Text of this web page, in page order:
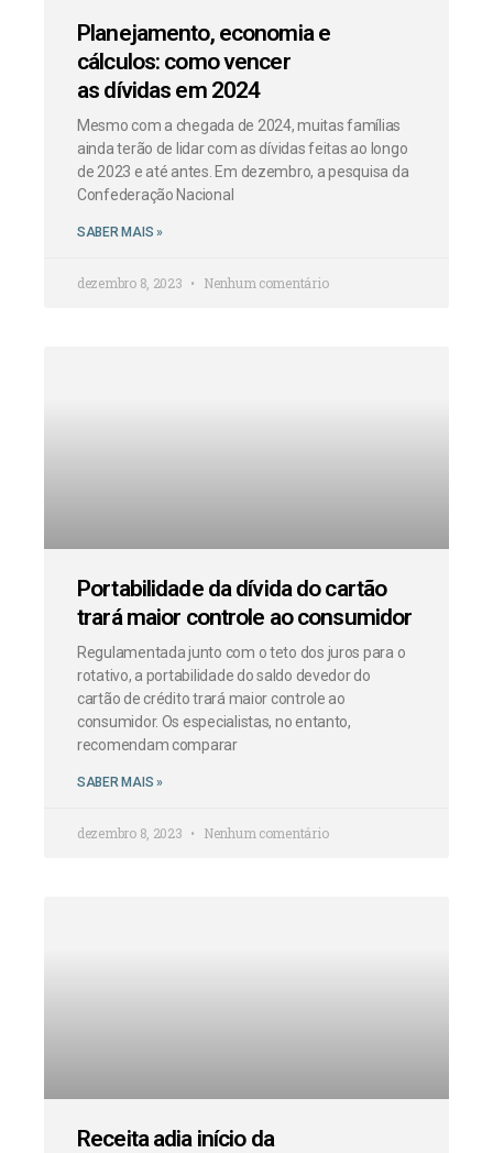
Planejamento, economia e
cálculos: como vencer
as dívidas em 2024
Mesmo com a chegada de 2024, muitas famílias
ainda terão de lidar com as dívidas feitas ao longo
de 2023 e até antes. Em dezembro, a pesquisa da
Confederação Nacional
SABER MAIS »
dezembro 8, 2023 Nenhum comentário
Portabilidade da dívida do cartão
trará maior controle ao consumidor
Regulamentada junto com o teto dos juros para o
rotativo, a portabilidade do saldo devedor do
cartão de crédito trará maior controle ao
consumidor. Os especialistas, no entanto,
recomendam comparar
SABER MAIS »
dezembro 8, 2023 Nenhum comentário
Receita adia início da